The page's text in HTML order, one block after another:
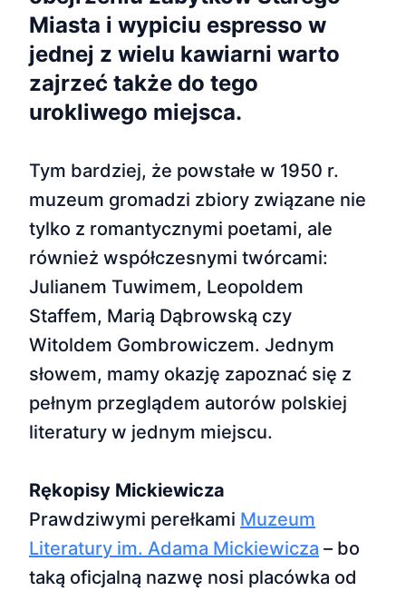
Miasta i wypiciu espresso w
jednej z wielu kawiarni warto
zajrzeć także do tego
urokliwego miejsca.
Tym bardziej, że powstałe w 1950 r.
muzeum gromadzi zbiory związane nie
tylko z romantycznymi poetami, ale
również współczesnymi twórcami:
Julianem Tuwimem, Leopoldem
Staffem, Marią Dąbrowską czy
Witoldem Gombrowiczem. Jednym
słowem, mamy okazję zapoznać się z
pełnym przeglądem autorów polskiej
literatury w jednym miejscu.
Rękopisy Mickiewicza
Prawdziwymi perełkami Muzeum
Literatury im. Adama Mickiewicza – bo
taką oficjalną nazwę nosi placówka od